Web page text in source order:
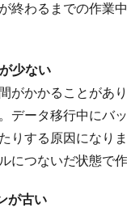
終わるまでの作業
少ない
がかかることがあ
データ移行中にバ
りする原因になり
につないだ状態で
が古い